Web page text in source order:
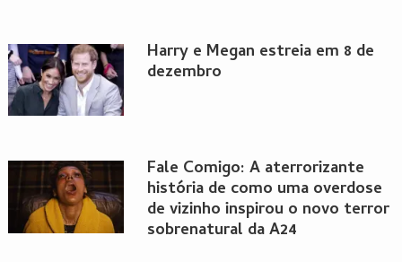
Harry e Megan estreia em 8 de
dezembro
Fale Comigo: A aterrorizante
história de como uma overdose
de vizinho inspirou o novo terror
sobrenatural da A24